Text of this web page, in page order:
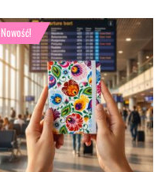
Nowość!